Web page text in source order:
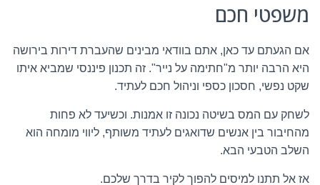
משפטי חכם
אם הגעתם עד כאן, אתם בוודאי מבינים שהעברת דירות בירושה
היא הרבה יותר מ"חתימה על נייר". זה תכנון פיננסי שמביא איתו
שקט נפשי, חסכון כספי וניהול חכם לעתיד.
לשחק עם המס בשיטה נכונה זו אמנות. וכשיעד לא פחות
מהחיבור בין אנשים שדואגים לעתיד משותף, ליווי מומחה הוא
השלב הטבעי הבא.
אז אל תתנו למיסים להפוך לקיר בדרך שלכם.